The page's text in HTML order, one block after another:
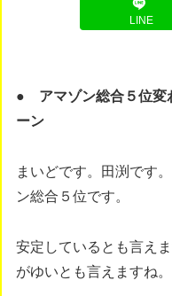
LINE
● アマゾン総合５位変
ーン
まいどです。田渕です
ン総合５位です。
安定しているとも言え
がゆいとも言えますね。